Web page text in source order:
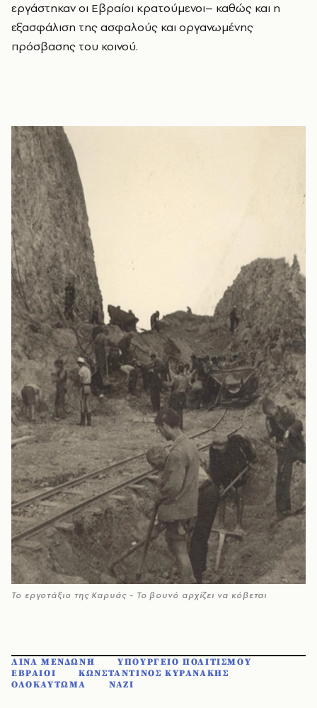
εργάστηκαν οι Εβραίοι κρατούμενοι– καθώς και η
εξασφάλιση της ασφαλούς και οργανωμένης
πρόσβασης του κοινού.
Το εργοτάξιο της Καρυάς - Το βουνό αρχίζει να κόβεται
ΛΙΝΑ ΜΕΝΔΩΝΗ
ΥΠΟΥΡΓΕΙΟ ΠΟΛΙΤΙΣΜΟΥ
ΕΒΡΑΙΟΙ
ΚΩΝΣΤΑΝΤΙΝΟΣ ΚΥΡΑΝΑΚΗΣ
ΟΛΟΚΑΥΤΩΜΑ
ΝΑΖΙ